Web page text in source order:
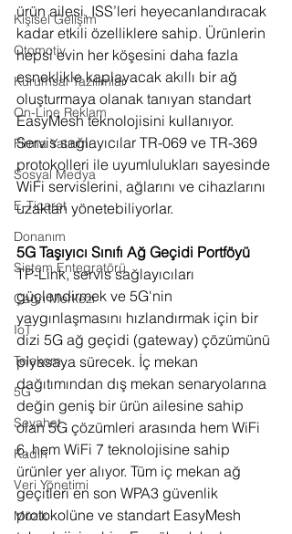
Kişisel Gelişim
Otomotiv
Kurumsal Yazılımlar
On-Line Reklam
Firma Yatırımı
Sosyal Medya
E-Ticaret
Donanım
Sistem Entegratörü
Çağrı Merkezi
IoT
Telekom
5G
Seyahat
Kadın
Veri Yönetimi
Müzik
ürün ailesi, ISS’leri heyecanlandıracak
kadar etkili özelliklere sahip. Ürünlerin
hepsi evin her köşesini daha fazla
esneklikle kaplayacak akıllı bir ağ
oluşturmaya olanak tanıyan standart
EasyMesh teknolojisini kullanıyor.
Servis sağlayıcılar TR-069 ve TR-369
protokolleri ile uyumlulukları sayesinde
WiFi servislerini, ağlarını ve cihazlarını
uzaktan yönetebiliyorlar.
5G Taşıyıcı Sınıfı Ağ Geçidi Portföyü
TP-Link, servis sağlayıcıları
güçlendirmek ve 5G'nin
yaygınlaşmasını hızlandırmak için bir
dizi 5G ağ geçidi (gateway) çözümünü
piyasaya sürecek. İç mekan
dağıtımından dış mekan senaryolarına
değin geniş bir ürün ailesine sahip
olan 5G çözümleri arasında hem WiFi
6, hem WiFi 7 teknolojisine sahip
ürünler yer alıyor. Tüm iç mekan ağ
geçitleri en son WPA3 güvenlik
protokolüne ve standart EasyMesh